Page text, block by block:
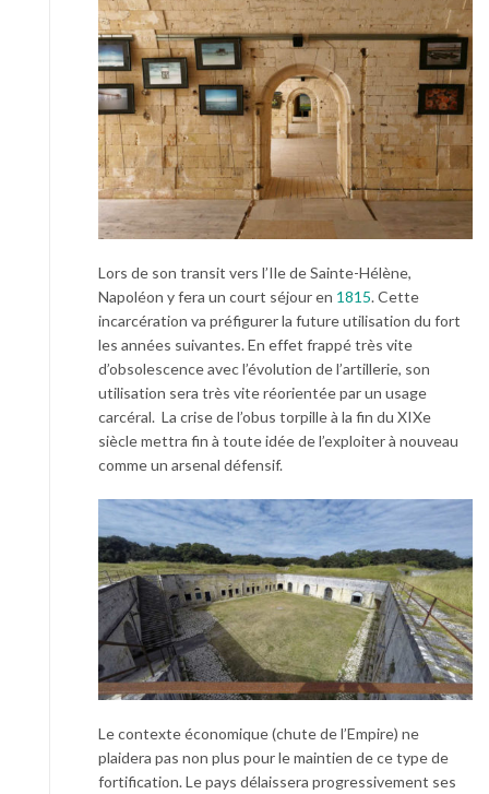
Lors de son transit vers l’Ile de Sainte-Hélène,
Napoléon y fera un court séjour en 1815. Cette
incarcération va préfigurer la future utilisation du fort
les années suivantes. En effet frappé très vite
d’obsolescence avec l’évolution de l’artillerie, son
utilisation sera très vite réorientée par un usage
carcéral. La crise de l’obus torpille à la fin du XIXe
siècle mettra fin à toute idée de l’exploiter à nouveau
comme un arsenal défensif.
Le contexte économique (chute de l’Empire) ne
plaidera pas non plus pour le maintien de ce type de
fortification. Le pays délaissera progressivement ses